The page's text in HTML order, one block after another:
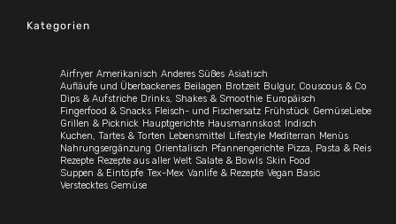
Kategorien
Airfryer Amerikanisch Anderes Süßes Asiatisch
Aufläufe und Überbackenes Beilagen Brotzeit Bulgur, Couscous & Co
Dips & Aufstriche Drinks, Shakes & Smoothie Europäisch
Fingerfood & Snacks Fleisch- und Fischersatz Frühstück GemüseLiebe
Grillen & Picknick Hauptgerichte Hausmannskost Indisch
Kuchen, Tartes & Torten Lebensmittel Lifestyle Mediterran Menüs
Nahrungsergänzung Orientalisch Pfannengerichte Pizza, Pasta & Reis
Rezepte Rezepte aus aller Welt Salate & Bowls Skin Food
Suppen & Eintöpfe Tex-Mex Vanlife & Rezepte Vegan Basic
Verstecktes Gemüse